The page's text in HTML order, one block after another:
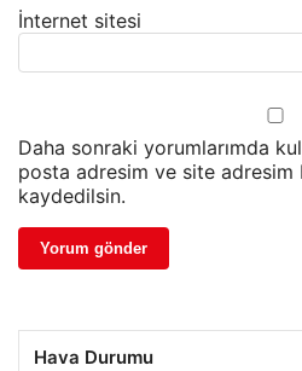
İnternet sitesi
Daha sonraki yorumlarımda
posta adresim ve site adresim
kaydedilsin.
Hava Durumu